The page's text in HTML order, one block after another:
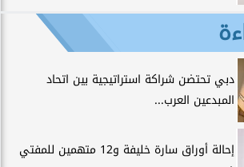
دبي تحتضن شراكة استراتيجية بين اتحاد
المبدعين العرب...
إحالة أوراق سارة خليفة و12 متهمين للمفتي